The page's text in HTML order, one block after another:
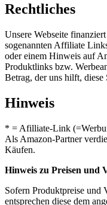
Rechtliches
Unsere Webseite
sogenannten Affiliate
oder einem Hinweis auf
Produktlinks bzw.
Betrag, der uns hilft, diese
Hinweis
* = Afilliate-Link
Als Amazon-Partner
Käufen.
Hinweis zu Preisen und
Sofern Produktpreise und
entsprechen diese dem